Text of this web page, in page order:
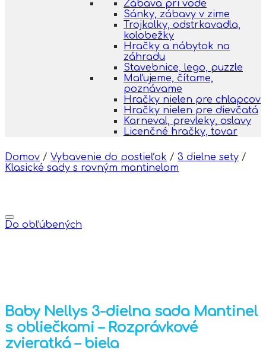
Zábava pri vode
Sánky, zábavy v zime
Trojkolky, odstrkavadla,
kolobežky
Hračky a nábytok na
záhradu
Stavebnice, lego, puzzle
Maľujeme, čítame,
poznávame
Hračky nielen pre chlapcov
Hračky nielen pre dievčatá
Karneval, prevleky, oslavy
Licenčné hračky, tovar
Domov / Vybavenie do postieľok / 3 dielne sety /
Klasické sady s rovným mantinelom
Do obľúbených
Baby Nellys 3-dielna sada Mantinel
s obliečkami – Rozprávkové
zvieratká – biela